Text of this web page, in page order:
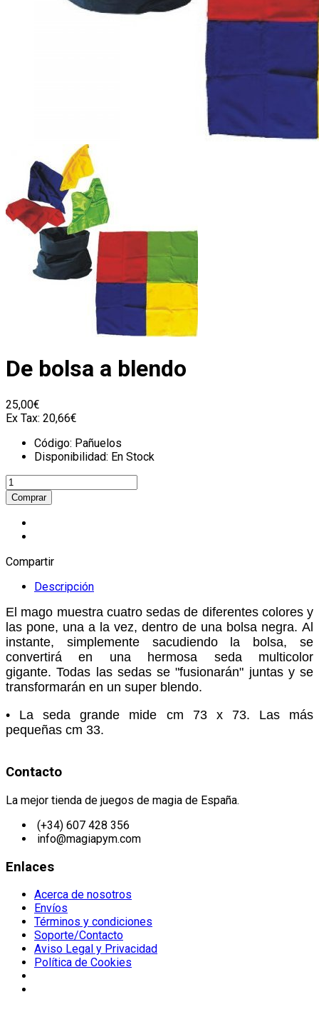
De bolsa a blendo
25,00€
Ex Tax: 20,66€
Código: Pañuelos
Disponibilidad: En Stock
Compartir
Descripción
El mago muestra cuatro sedas de diferentes colores y
las pone, una a la vez, dentro de una bolsa negra. Al
instante, simplemente sacudiendo la bolsa, se
convertirá en una hermosa seda multicolor
gigante.Todas las sedas se "fusionarán" juntas y se
transformarán en un super blendo.
• La seda grande mide cm 73 x 73. Las más
pequeñas cm 33.
Contacto
La mejor tienda de juegos de magia de España.
(+34) 607 428 356
info@magiapym.com
Enlaces
Acerca de nosotros
Envíos
Términos y condiciones
Soporte/Contacto
Aviso Legal y Privacidad
Política de Cookies